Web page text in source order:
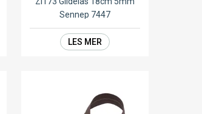
Sennep 7447
LES MER